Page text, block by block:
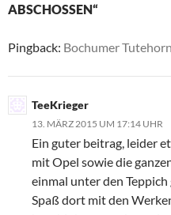
ABSCHOSSEN“
Pingback: Bochumer
TeeKrieger
13. MÄRZ 2015 UM 17:14 UHR
Ein guter beitrag, leider
mit Opel sowie die
einmal unter den Teppich
Spaß dort mit den